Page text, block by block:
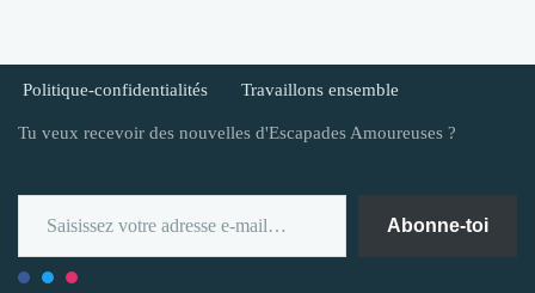
Politique-confidentialités Travaillons ensemble
Tu veux recevoir des nouvelles d'Escapades Amoureuses ?
Abonne-toi